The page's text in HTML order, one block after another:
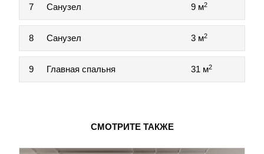
7 Санузел 9 м2
8 Санузел 3 м2
9 Главная спальня 31 м2
СМОТРИТЕ ТАКЖЕ